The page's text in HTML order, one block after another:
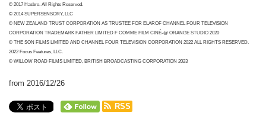
© 2017 Hasbro. All Rights Reserved.
© 2014 SUPERSENSORY, LLC
© NEW ZEALAND TRUST CORPORATION AS TRUSTEE FOR ELAROF CHANNEL FOUR TELEVISION
CORPORATION TRADEMARK FATHER LIMITED F COMME FILM CINÉ-@ ORANGE STUDIO 2020
© THE SON FILMS LIMITED AND CHANNEL FOUR TELEVISION CORPORATION 2022 ALL RIGHTS RESERVED.
2022 Focus Features, LLC.
© WILLOW ROAD FILMS LIMITED, BRITISH BROADCASTING CORPORATION 2023
from 2016/12/26
RSS